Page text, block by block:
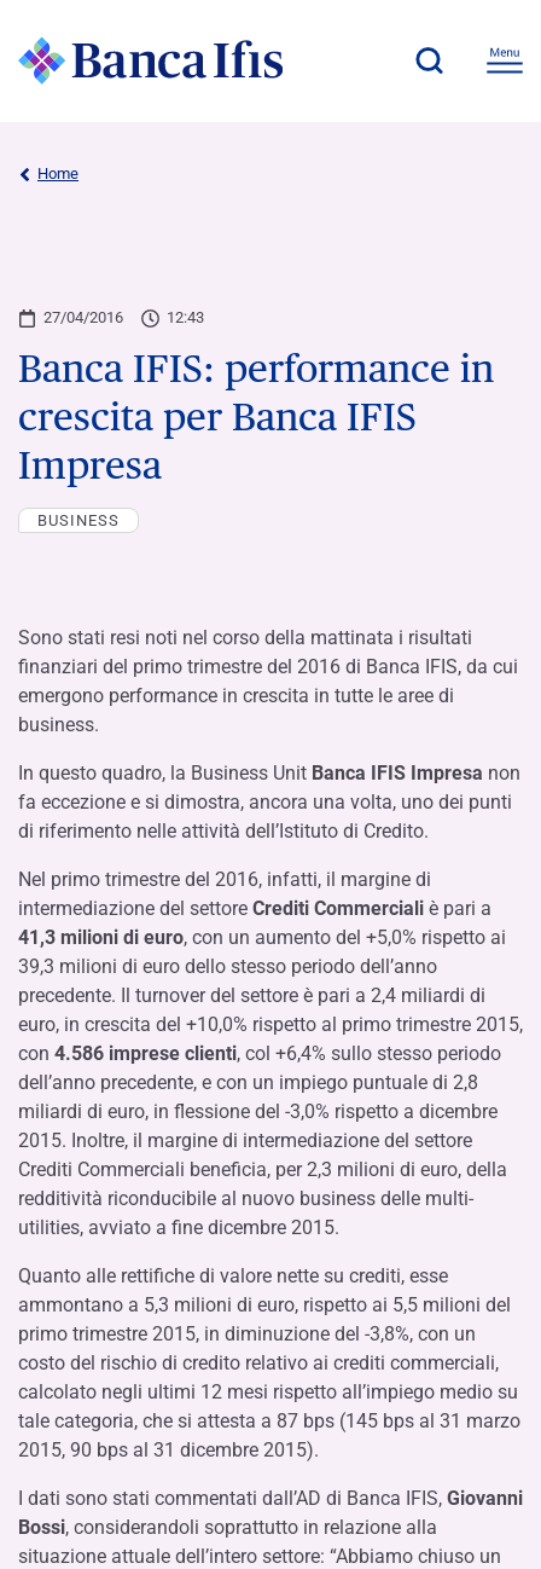
Home
27/04/2016 12:43
Banca IFIS: performance in
crescita per Banca IFIS
Impresa
BUSINESS
Sono stati resi noti nel corso della mattinata i risultati
finanziari del primo trimestre del 2016 di Banca IFIS, da cui
emergono performance in crescita in tutte le aree di
business.
In questo quadro, la Business Unit Banca IFIS Impresa non
fa eccezione e si dimostra, ancora una volta, uno dei punti
di riferimento nelle attività dell’Istituto di Credito.
Nel primo trimestre del 2016, infatti, il margine di
intermediazione del settore Crediti Commerciali è pari a
41,3 milioni di euro, con un aumento del +5,0% rispetto ai
39,3 milioni di euro dello stesso periodo dell’anno
precedente. Il turnover del settore è pari a 2,4 miliardi di
euro, in crescita del +10,0% rispetto al primo trimestre 2015,
con 4.586 imprese clienti, col +6,4% sullo stesso periodo
dell’anno precedente, e con un impiego puntuale di 2,8
miliardi di euro, in flessione del -3,0% rispetto a dicembre
2015. Inoltre, il margine di intermediazione del settore
Crediti Commerciali beneficia, per 2,3 milioni di euro, della
redditività riconducibile al nuovo business delle multi-
utilities, avviato a fine dicembre 2015.
Quanto alle rettifiche di valore nette su crediti, esse
ammontano a 5,3 milioni di euro, rispetto ai 5,5 milioni del
primo trimestre 2015, in diminuzione del -3,8%, con un
costo del rischio di credito relativo ai crediti commerciali,
calcolato negli ultimi 12 mesi rispetto all’impiego medio su
tale categoria, che si attesta a 87 bps (145 bps al 31 marzo
2015, 90 bps al 31 dicembre 2015).
I dati sono stati commentati dall’AD di Banca IFIS, Giovanni
Bossi, considerandoli soprattutto in relazione alla
situazione attuale dell’intero settore: “Abbiamo chiuso un